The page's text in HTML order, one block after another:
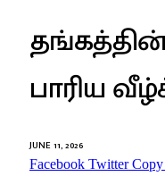
பாரிய
JUNE 11, 2026
Facebook Twitter